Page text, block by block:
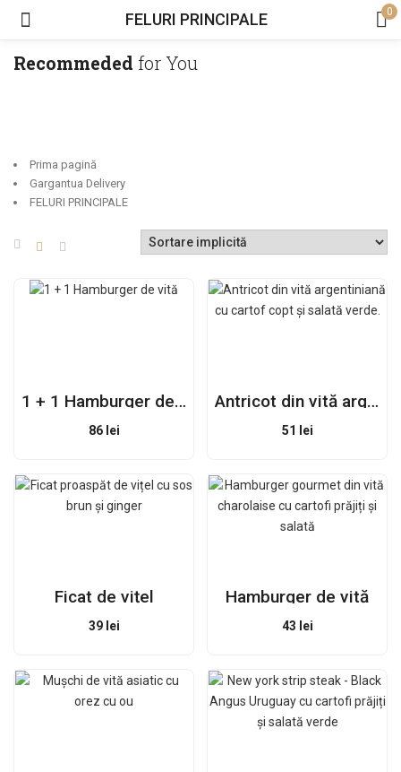
FELURI PRINCIPALE 0
Recommeded for You
Prima pagină
Gargantua Delivery
FELURI PRINCIPALE
1 + 1 Hamburger de vită
86 lei
Antricot din vită argentiniană
51 lei
Ficat de vițel
39 lei
Hamburger de vită
43 lei